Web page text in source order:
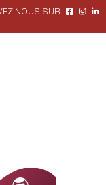
NOUS SUR